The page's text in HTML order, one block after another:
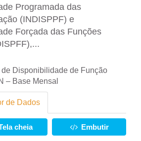
Programada das
(INDISPPF) e
Forçada das Funções
de Disponibilidade de Função
– Base Mensal
de Dados
cheia Embutir